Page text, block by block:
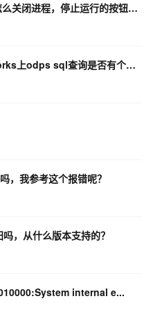
DataWorks运行中的odps的sql怎么关闭进程，停止运行的按钮点击不了了，有别的办法吗？
大数据计算MaxCompute dataworks上odps sql查询是否有个参数可以将表格显示？
，我参考这个报错呢？
，从什么版本支持的？
internal e...